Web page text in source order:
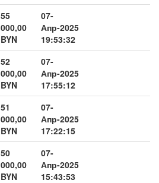
55
000,00
BYN
07-
Апр-2025
19:53:32
52
000,00
BYN
07-
Апр-2025
17:55:12
51
000,00
BYN
07-
Апр-2025
17:22:15
50
000,00
BYN
07-
Апр-2025
15:43:53